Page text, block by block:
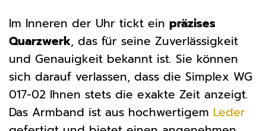
Im Inneren der Uhr tickt ein präzises
Quarzwerk, das für seine Zuverlässigkeit
und Genauigkeit bekannt ist. Sie können
sich darauf verlassen, dass die Simplex WG
017-02 Ihnen stets die exakte Zeit anzeigt.
Das Armband ist aus hochwertigem Leder